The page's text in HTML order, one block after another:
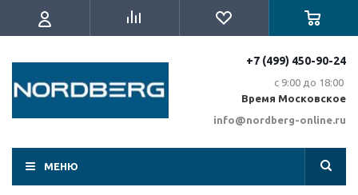
+7 (499) 450-90-24
с 9:00 до 18:00
Время Московское
info@nordberg-online.ru
МЕНЮ